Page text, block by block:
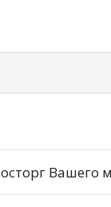
Вашего